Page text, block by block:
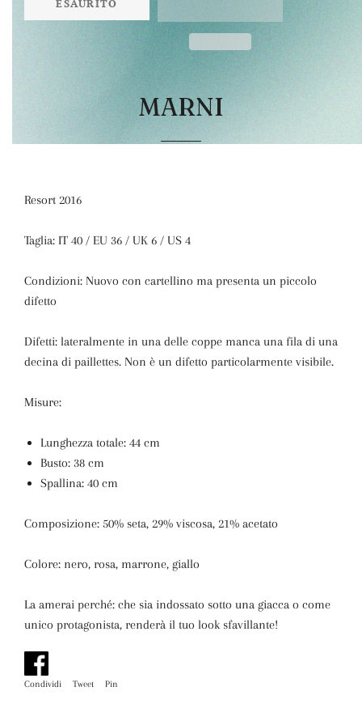
ESAURITO
MARNI
Resort 2016
Taglia: IT 40 / EU 36 / UK 6 / US 4
Condizioni: Nuovo con cartellino ma presenta un piccolo
difetto
Difetti: lateralmente in una delle coppe manca una fila di una
decina di paillettes. Non è un difetto particolarmente visibile.
Misure:
Lunghezza totale: 44 cm
Busto: 38 cm
Spallina: 40 cm
Composizione: 50% seta, 29% viscosa, 21% acetato
Colore: nero, rosa, marrone, giallo
La amerai perché: che sia indossato sotto una giacca o come
unico protagonista, renderà il tuo look sfavillante!
Condividi
Condividi
Tweet
Twitta
Pin